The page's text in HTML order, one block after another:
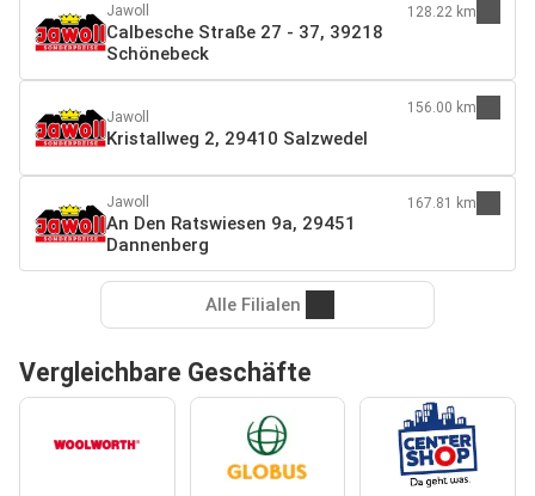
Jawoll
Calbesche Straße 27 - 37, 39218
Schönebeck
128.22 km
Jawoll
Kristallweg 2, 29410 Salzwedel
156.00 km
Jawoll
An Den Ratswiesen 9a, 29451
Dannenberg
167.81 km
Alle Filialen
Vergleichbare Geschäfte